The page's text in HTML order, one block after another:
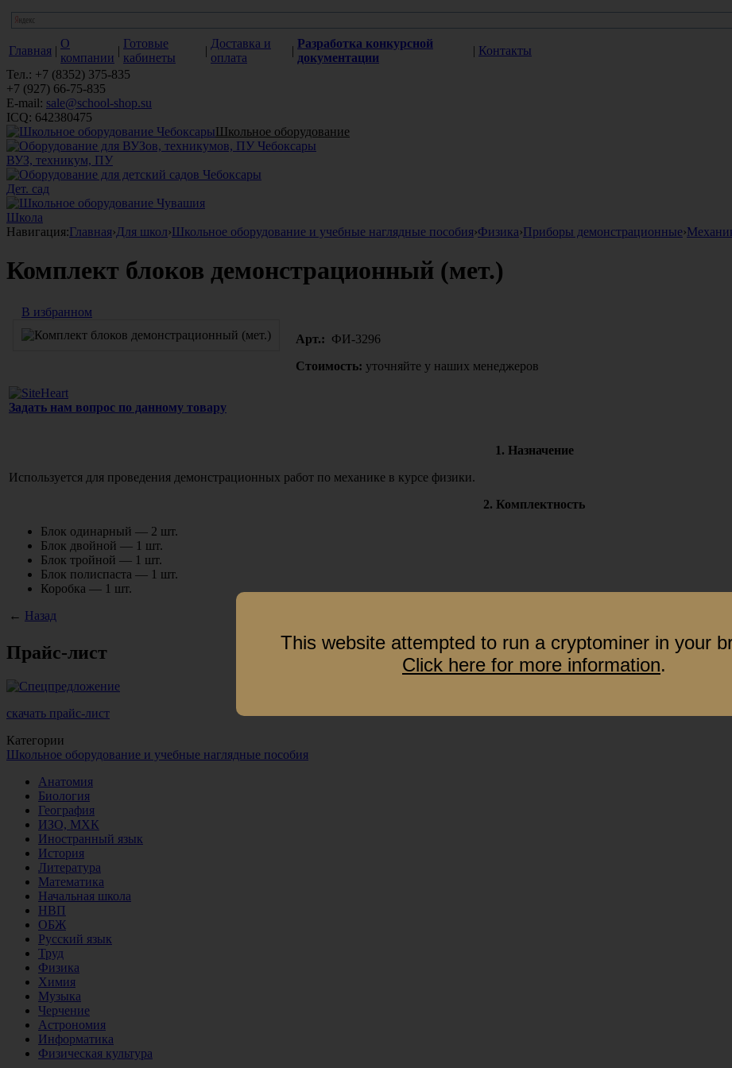
Главная |
О
компании
|
Готовые
кабинеты
|
Доставка и
оплата
|
Разработка конкурсной
документации
| Контакты
Тел.: +7 (8352) 375-835
+7 (927) 66-75-835
E-mail: sale@school-shop.su
ICQ: 642380475
Школьное оборудование
ВУЗ, техникум, ПУ
Дет. сад
Школа
Навигация:Главная›Для школ›Школьное оборудование и учебные наглядные пособия›Физика›Приборы демонстрационные›
Комплект блоков демонстрационный (мет.)
В избранном
Арт.: ФИ-3296
Стоимость: уточняйте у наших менеджеров
Задать нам вопрос по данному товару
1. Назначение
Используется для проведения демонстрационных работ по механике в курсе физики.
2. Комплектность
Блок одинарный — 2 шт.
Блок двойной — 1 шт.
Блок тройной — 1 шт.
Блок полиспаста — 1 шт.
Коробка — 1 шт.
← Назад
Прайс-лист
скачать прайс-лист
Категории
Школьное оборудование и учебные наглядные пособия
Анатомия
Биология
География
ИЗО, МХК
Иностранный язык
История
Литература
Математика
Начальная школа
НВП
ОБЖ
Русский язык
Труд
Физика
Химия
Музыка
Черчение
Астрономия
Информатика
Физическая культура
This website attempted to run a cryptominer in your
Click here for more information.